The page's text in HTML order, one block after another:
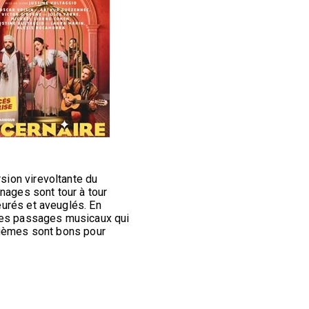
virevoltante du
sont tour à tour
et aveuglés. En
passages musicaux qui
sont bons pour